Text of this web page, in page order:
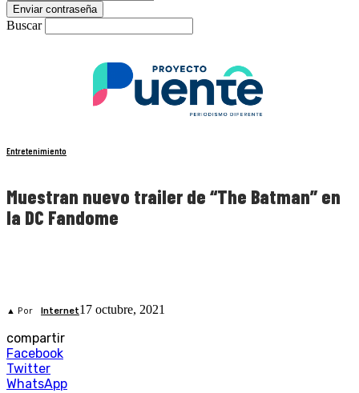
Buscar
Entretenimiento
Muestran nuevo trailer de “The Batman” en
la DC Fandome
▲ Por Internet17 octubre, 2021
compartir
Facebook
Twitter
WhatsApp